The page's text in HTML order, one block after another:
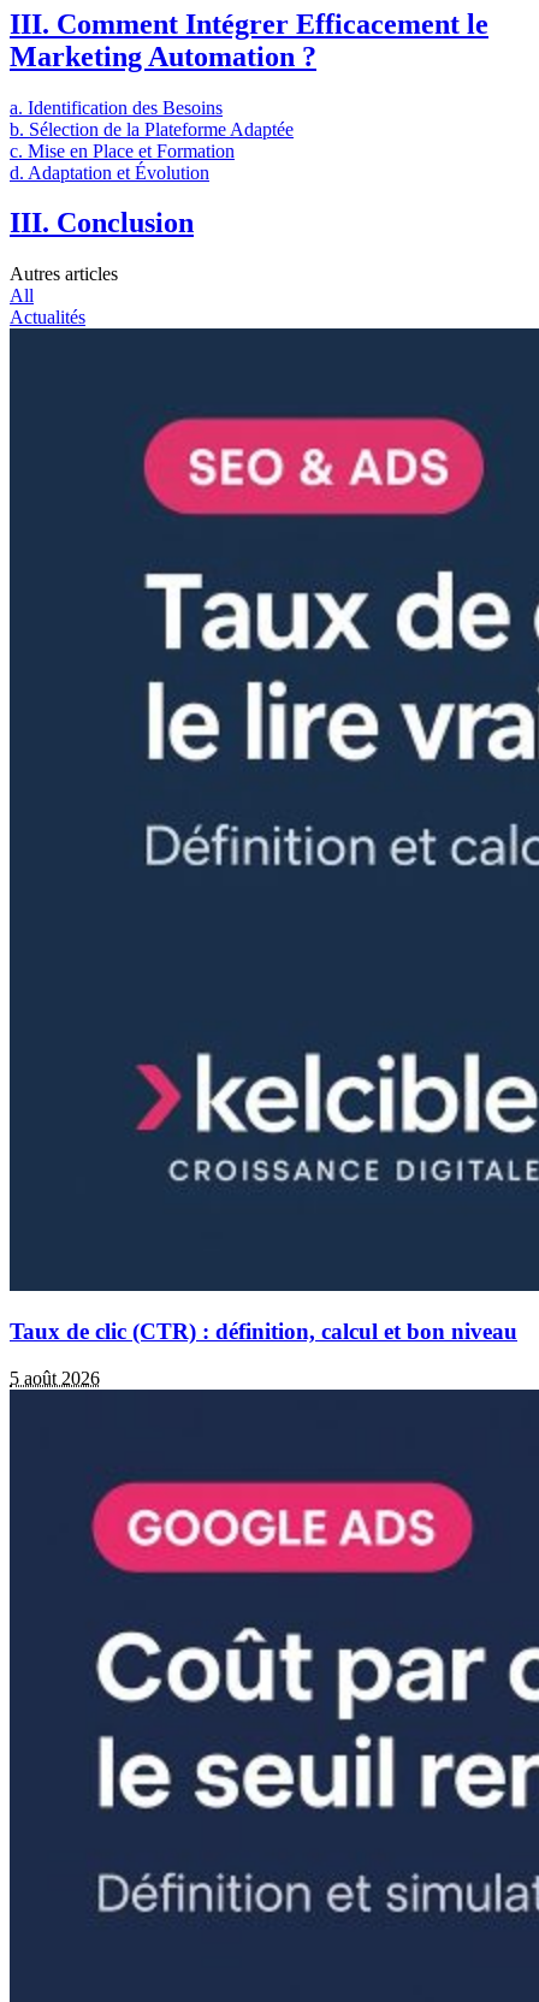
III. Comment Intégrer Efficacement le
Marketing Automation ?
a. Identification des Besoins
b. Sélection de la Plateforme Adaptée
c. Mise en Place et Formation
d. Adaptation et Évolution
III. Conclusion
Autres articles
All
Actualités
Taux de clic (CTR) : définition, calcul et bon niveau
5 août 2026